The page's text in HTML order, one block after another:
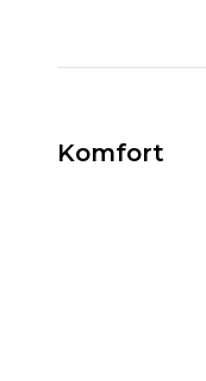
Komfort